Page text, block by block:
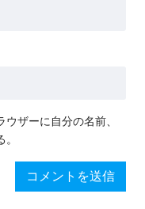
ザーに自分の名前、